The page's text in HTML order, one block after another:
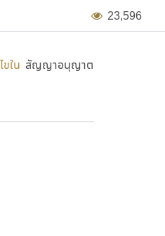
23,596
ใน สัญญาอนุญาต